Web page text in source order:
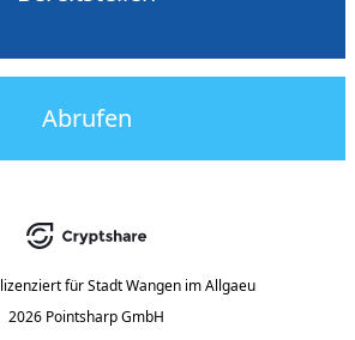
Abrufen
lizenziert für Stadt Wangen im Allgaeu
2026 Pointsharp GmbH